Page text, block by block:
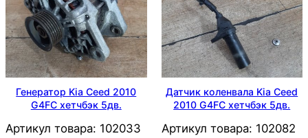
Генератор Kia Ceed 2010
G4FC хетчбэк 5дв.
Артикул товара: 102033
Датчик коленвала Kia Ceed
2010 G4FC хетчбэк 5дв.
Артикул товара: 102082